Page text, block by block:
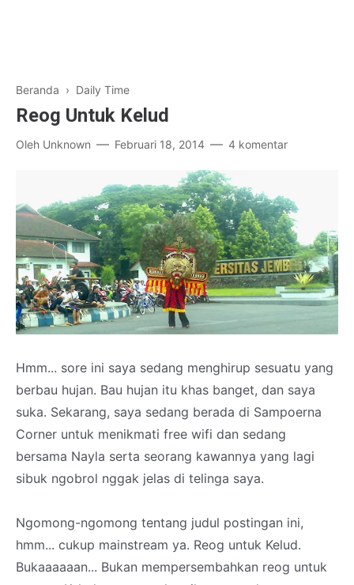
Beranda › Daily Time
Reog Untuk Kelud
Oleh Unknown Februari 18, 2014 4 komentar
Hmm... sore ini saya sedang menghirup sesuatu yang
berbau hujan. Bau hujan itu khas banget, dan saya
suka. Sekarang, saya sedang berada di Sampoerna
Corner untuk menikmati free wifi dan sedang
bersama Nayla serta seorang kawannya yang lagi
sibuk ngobrol nggak jelas di telinga saya.
Ngomong-ngomong tentang judul postingan ini,
hmm... cukup mainstream ya. Reog untuk Kelud.
Bukaaaaaan... Bukan mempersembahkan reog untuk